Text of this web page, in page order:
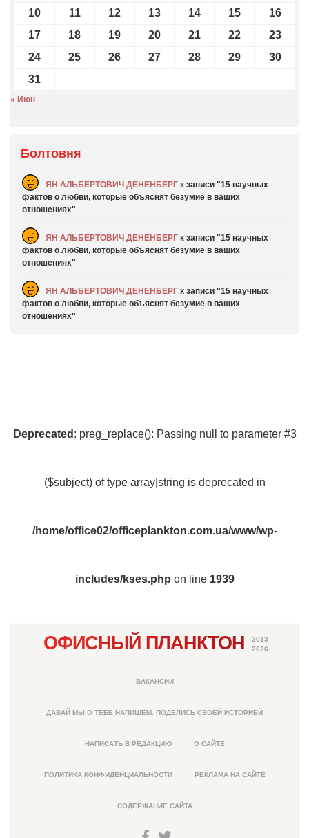
10
11 12 13 14 15
16
17
18 19 20 21 22
23
24
25 26 27 28 29
30
31
« Июн
Болтовня
ЯН АЛЬБЕРТОВИЧ ДЕНЕНБЕРГ к записи
15 научных
фактов о любви, которые объяснят безумие в ваших
отношениях
ЯН АЛЬБЕРТОВИЧ ДЕНЕНБЕРГ к записи
15 научных
фактов о любви, которые объяснят безумие в ваших
отношениях
ЯН АЛЬБЕРТОВИЧ ДЕНЕНБЕРГ к записи
15 научных
фактов о любви, которые объяснят безумие в ваших
отношениях
Deprecated : preg_replace(): Passing null to parameter #3
($subject) of type array|string is deprecated in
/home/office02/officeplankton.com.ua/www/wp-
includes/kses.php on line 1939
ОФИСНЫЙ ПЛАНКТОН
2013
2026
ВАКАНСИИ
ДАВАЙ МЫ О ТЕБЕ НАПИШЕМ. ПОДЕЛИСЬ СВОЕЙ ИСТОРИЕЙ
НАПИСАТЬ В РЕДАКЦИЮ О САЙТЕ
ПОЛИТИКА КОНФИДЕНЦИАЛЬНОСТИ РЕКЛАМА НА САЙТЕ
СОДЕРЖАНИЕ САЙТА